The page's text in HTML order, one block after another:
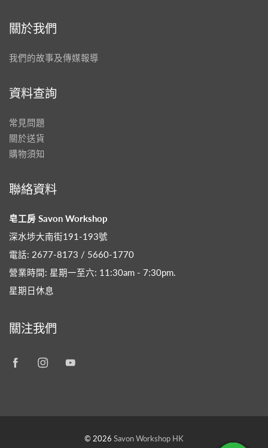
關於我們
我們的故事及傳媒報導
資料查詢
常見問題
關於送貨
購物須知
聯絡資料
皂工房 Savon Workshop
深水埗大南街191-193號
電話: 2677-8173 / 5660-1770
營業時間: 星期一至六: 11:30am - 7:30pm​.
星期日休息
關注我們
© 2026 Savon Workshop HK